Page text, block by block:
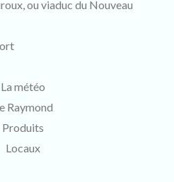
ou viaduc du Nouveau
La météo
Raymond
Produits
Locaux